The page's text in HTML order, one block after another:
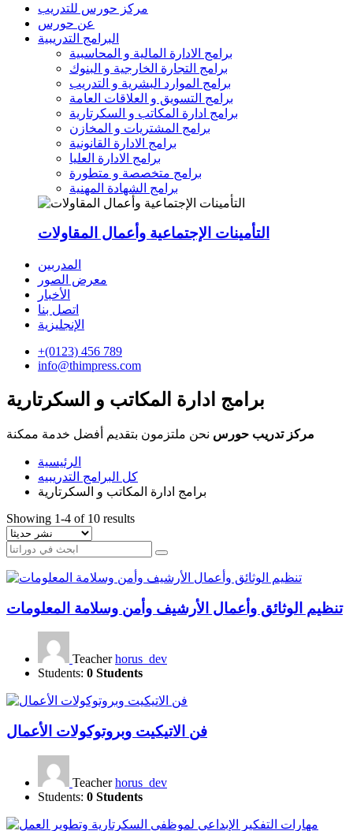
مركز حورس للتدريب
عن حورس
البرامج التدريبية
برامج الادارة المالية و المحاسبية
برامج التجارة الخارجية و البنوك
برامج الموارد البشرية و التدريب
برامج التسويق و العلاقات العامة
برامج ادارة المكاتب و السكرتارية
برامج المشتريات و المخازن
برامج الادارة القانونية
برامج الادارة العليا
برامج متخصصة و متطورة
برامج الشهادة المهنية
التأمينات الإجتماعية وأعمال المقاولات
المدربين
معرض الصور
الأخبار
اتصل بنا
الإنجليزية
+(0123) 456 789
info@thimpress.com
برامج ادارة المكاتب و السكرتارية
مركز تدريب حورس نحن ملتزمون بتقديم أفضل خدمة ممكنة
الرئيسية
كل البرامج التدريبيه
برامج ادارة المكاتب و السكرتارية
Showing 1-4 of 10 results
تنظيم الوثائق وأعمال الأرشيف وأمن وسلامة المعلومات
Teacher horus_dev
Students: 0 Students
فن الاتيكيت وبروتوكولات الأعمال
Teacher horus_dev
Students: 0 Students